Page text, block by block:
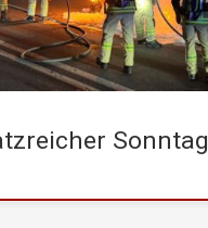
Sonntag